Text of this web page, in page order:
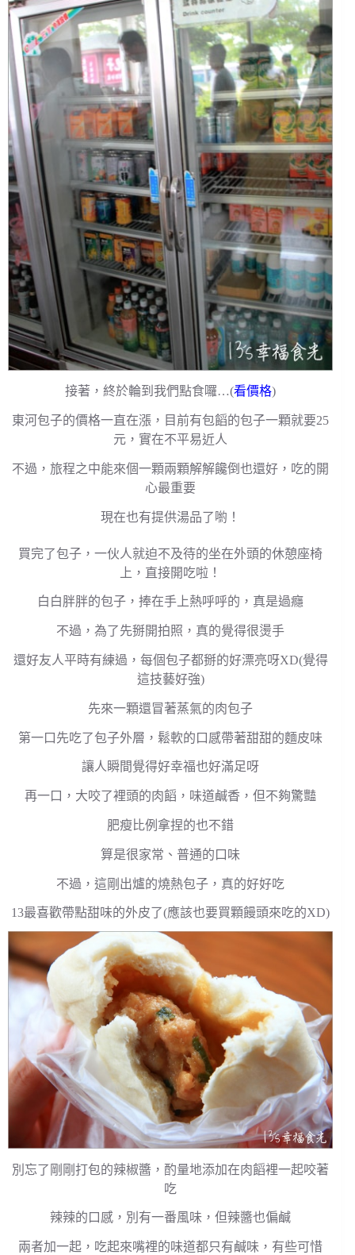
接著，終於輪到我們點食囉…(看價格)
東河包子的價格一直在漲，目前有包饀的包子一顆就要25
元，實在不平易近人
不過，旅程之中能來個一顆兩顆解解饞倒也還好，吃的開
心最重要
現在也有提供湯品了喲！
買完了包子，一伙人就迫不及待的坐在外頭的休憩座椅
上，直接開吃啦！
白白胖胖的包子，捧在手上熱呼呼的，真是過癮
不過，為了先掰開拍照，真的覺得很燙手
還好友人平時有練過，每個包子都掰的好漂亮呀XD(覺得
這技藝好強)
先來一顆還冒著蒸氣的肉包子
第一口先吃了包子外層，鬆軟的口感帶著甜甜的麵皮味
讓人瞬間覺得好幸福也好滿足呀
再一口，大咬了裡頭的肉饀，味道鹹香，但不夠驚豔
肥瘦比例拿捏的也不錯
算是很家常、普通的口味
不過，這剛出爐的燒熱包子，真的好好吃
13最喜歡帶點甜味的外皮了(應該也要買顆饅頭來吃的XD)
別忘了剛剛打包的辣椒醬，酌量地添加在肉饀裡一起咬著
吃
辣辣的口感，別有一番風味，但辣醬也偏鹹
兩者加一起，吃起來嘴裡的味道都只有鹹味，有些可惜